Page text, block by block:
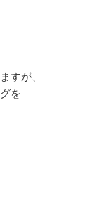
すが、
を